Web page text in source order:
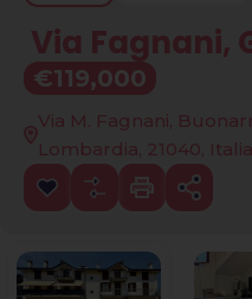
Via Fagnani,
€119,000
Via M. Fagnani,
Lombardia, 21040, Italia